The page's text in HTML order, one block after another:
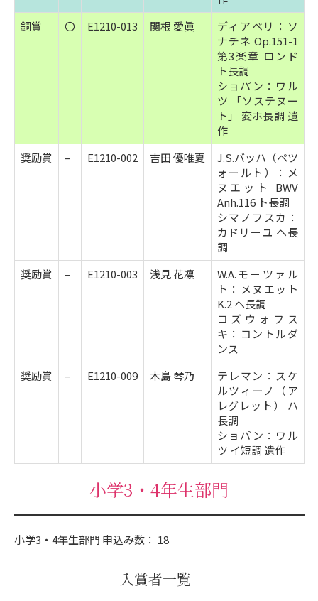
銅賞
〇 E1210-013 関根 愛眞
ディアベリ：ソ
ナチネ Op.151-1
第3楽章 ロンド
ト長調
ショパン：ワル
ツ 「ソステヌー
ト」 変ホ長調 遺
作
奨励賞
– E1210-002 吉田 優唯夏
J.S.バッハ（ペツ
ォールト）：メ
ヌエット BWV
Anh.116 ト長調
シマノフスカ：
カドリーユ ヘ長
調
奨励賞
– E1210-003 浅見 花凛
W.A.モーツァル
ト：メヌエット
K.2 ヘ長調
コズウォフス
キ：コントルダ
ンス
奨励賞
– E1210-009 木島 琴乃
テレマン：スケ
ルツィーノ（ア
レグレット） ハ
長調
ショパン：ワル
ツ イ短調 遺作
小学3・4年生部門
小学3・4年生部門 申込み数： 18
入賞者一覧